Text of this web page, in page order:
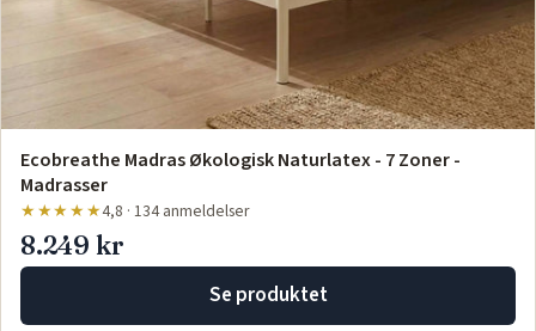
Ecobreathe Madras Økologisk Naturlatex - 7 Zoner -
Madrasser
★★★★★4,8 · 134 anmeldelser
8.249 kr
Se produktet